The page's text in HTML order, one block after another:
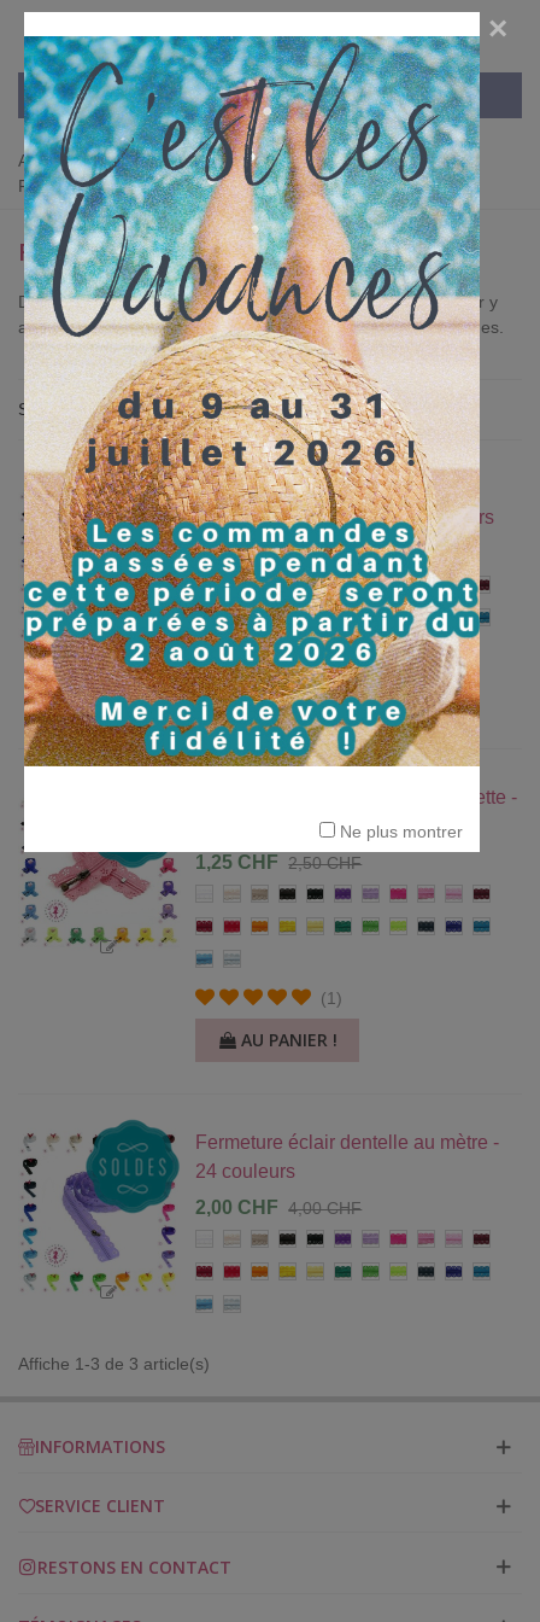
Accueil > MERCERIE CREATIVE > Fermetures éclairs >
Fermetures éclairs dentelles
FERMETURES ÉCLAIRS DENTELLES
Des fermetures éclairs dentelle avec des petits crochets pour y
adapter des charms ou vos créations ou des tirettes classiques.
Sélectionner
Fermeture éclair dentelle avec
crochet - 20 ou 25 cm - 24 couleurs
1,10 CHF 2,20 CHF
BlancIvoireBeigeChocolat
NoirVioletMauveFuchsia
RoseRose
clair
Rouge
foncé
RougeOrange
Jaune
soleil
Citron
VertVert
grenouille
Vert
flashy
Bleu
marine
Bleu
roi
Bleu
canard
Bleu
clair
Bleu
gris
AU PANIER !
Fermeture éclair dentelle avec tirette -
20 ou 25 cm - 24 couleurs
1,25 CHF 2,50 CHF
BlancIvoireBeigeChocolat
NoirVioletMauveFuchsia
RoseRose
RougeRougeOrange
JauneCitronVertVertVertBleuBleuBleu
BleuBleu
(1)
AU PANIER !
Fermeture éclair dentelle au mètre -
24 couleurs
2,00 CHF 4,00 CHF
BlancIvoireBeigeChocolat
NoirVioletMauveFuchsia
RoseRose
RougeRougeOrange
JauneCitronVertVertVertBleuBleuBleu
BleuBleu
Affiche 1-3 de 3 article(s)
INFORMATIONS
SERVICE CLIENT
RESTONS EN CONTACT
×
Ne plus montrer